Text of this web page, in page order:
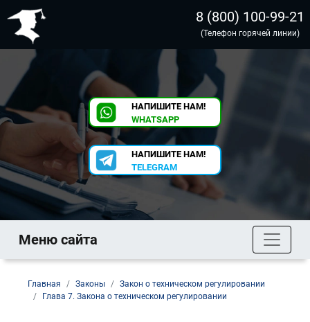
8 (800) 100-99-21
(Телефон горячей линии)
НАПИШИТЕ НАМ!
WHATSAPP
НАПИШИТЕ НАМ!
TELEGRAM
Меню сайта
Главная Законы
Закон о техническом регулировании
Глава 7. Закона о техническом регулировании